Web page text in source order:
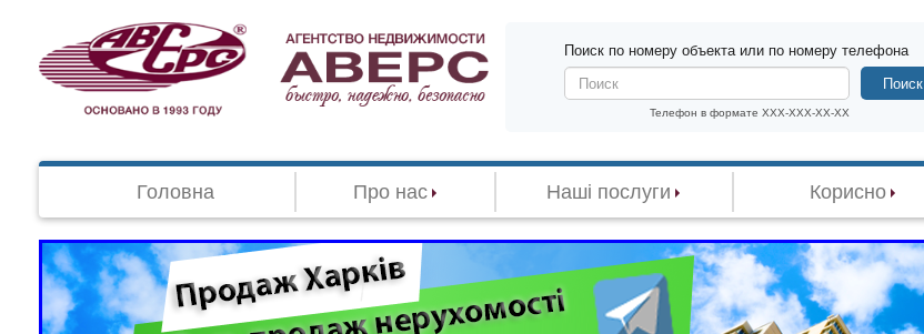
Поиск по номеру объекта или по номеру телефона
Телефон в формате XXX-XXX-XX-XX
Поиск
Головна Про нас Наші послуги Корисно